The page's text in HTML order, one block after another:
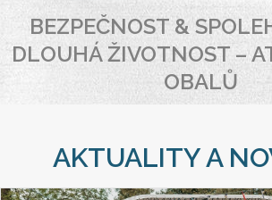
BEZPEČNOST &
DLOUHÁ ŽIVOTNOST –
OBALŮ
AKTUALITY A